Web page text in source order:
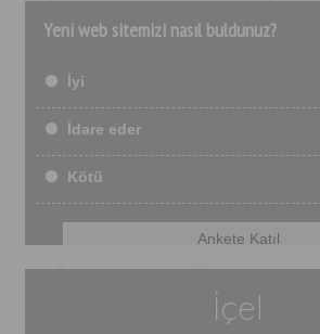
Yeni web sitemizi nasıl buldunuz?
İyi
İdare eder
Kötü
İçel